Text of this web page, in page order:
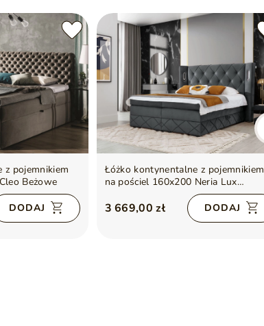
z pojemnikiem
Beżowe
DODAJ
Łóżko kontynentalne z pojemnikiem
na pościel 160x200 Neria Lux
3 669,00 zł DODAJ